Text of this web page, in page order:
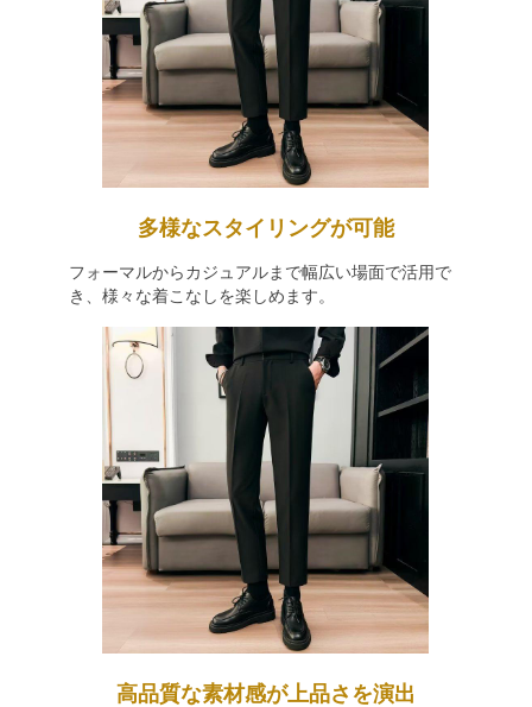
多様なスタイリングが可能
フォーマルからカジュアルまで幅広い場面で活用で
き、様々な着こなしを楽しめます。
高品質な素材感が上品さを演出